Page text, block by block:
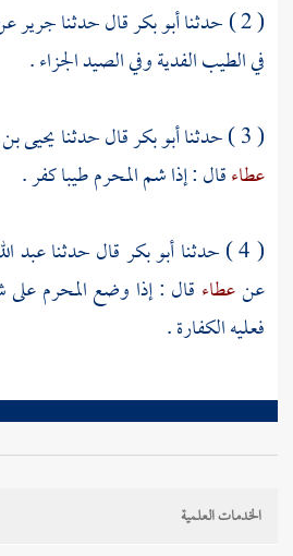
( 2 ) حدثنا
أبو بكرقال حدثناجرير
في الطيب الفدية وفي الصيد الجزاء .
( 3 ) حدثنا
أبو بكرقال حدثنايحيى
عطاءقال : إذا شم المحرم طيبا كفر .
( 4 ) حدثنا
أبو بكرقال حدثناعبد
عنعطاء قال : إذا وضع المحرم
فعليه الكفارة .
الخدمات العلمية